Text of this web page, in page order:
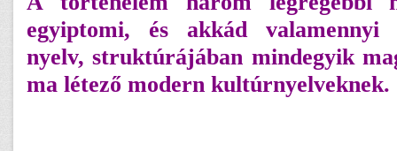
egyiptomi, és akkád valamennyi
nyelv, struktúrájában mindegyik
ma létező modern kultúrnyelveknek.